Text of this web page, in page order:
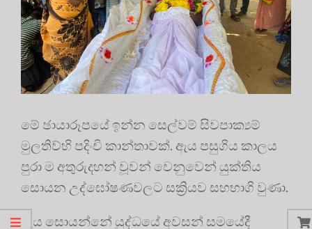
මේ ඡායාරූපයේ ඉන්න සෙල්වම් සිවපාක්‍යම්
මුලතිව්හි පදිංචි කාන්තාවක්. ඇය පසුගිය කාලය
පුරා ම අතුරුදහන් වූවන් වෙනුවෙන් යුක්තිය
සොයන උද්ඝෝෂණවලට සක්‍රියව සහභාගි වුණා.
ඇය සොයන්නේ යුද්ධයේ අවසන් සමයේදී